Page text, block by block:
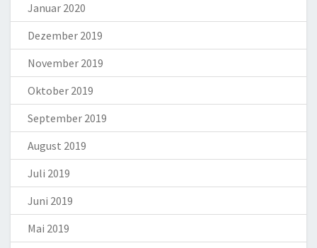
Januar 2020
Dezember 2019
November 2019
Oktober 2019
September 2019
August 2019
Juli 2019
Juni 2019
Mai 2019